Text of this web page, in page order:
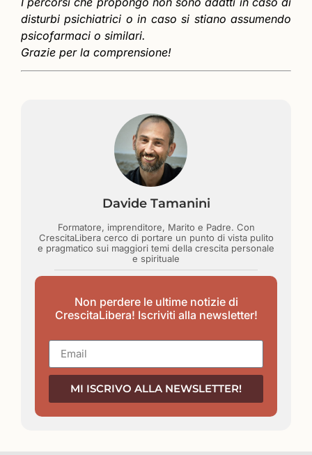
Davide Tamanini
Formatore, imprenditore, Marito e Padre. Con
CrescitaLibera cerco di portare un punto di vista pulito
e pragmatico sui maggiori temi della crescita personale
e spirituale
Non perdere le ultime notizie di
CrescitaLibera! Iscriviti alla newsletter!
MI ISCRIVO ALLA NEWSLETTER!
disturbi psichiatrici o in caso si stiano assumendo
psicofarmaci o similari.
Grazie per la comprensione!